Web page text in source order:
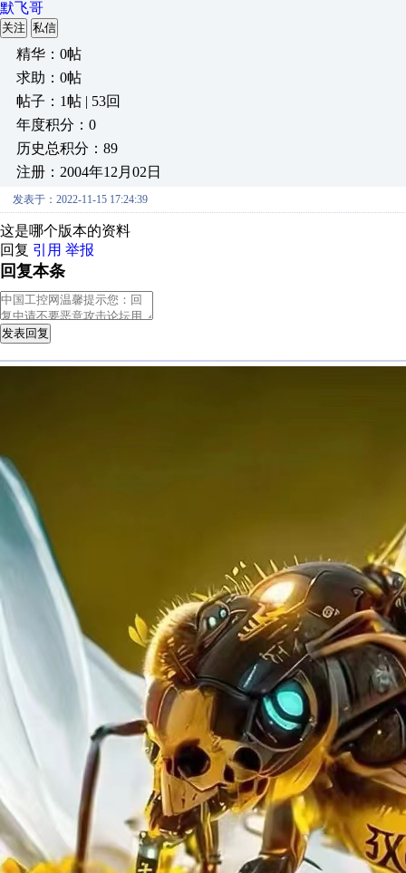
默飞哥
关注 私信
精华：0帖
求助：0帖
帖子：1帖 | 53回
年度积分：0
历史总积分：89
注册：2004年12月02日
发表于：2022-11-15 17:24:39
这是哪个版本的资料
回复 引用 举报
回复本条
发表回复